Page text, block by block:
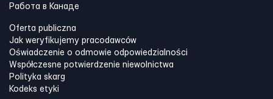
Работа в Канадe
Oferta publiczna
Jak weryfikujemy pracodawców
Oświadczenie o odmowie odpowiedzialności
Współczesne potwierdzenie niewolnictwa
Polityka skarg
Kodeks etyki